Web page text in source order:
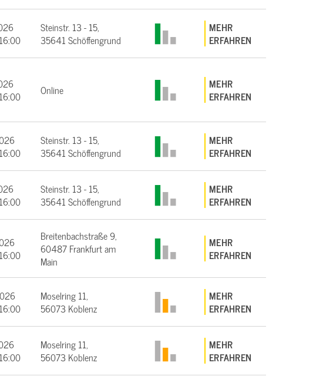
Steinstr. 13 - 15,
35641 Schöffengrund
MEHR
ERFAHREN
Online
MEHR
ERFAHREN
Steinstr. 13 - 15,
35641 Schöffengrund
MEHR
ERFAHREN
Steinstr. 13 - 15,
35641 Schöffengrund
MEHR
ERFAHREN
Breitenbachstraße 9,
60487 Frankfurt am
Main
MEHR
ERFAHREN
Moselring 11,
56073 Koblenz
MEHR
ERFAHREN
Moselring 11,
56073 Koblenz
MEHR
ERFAHREN